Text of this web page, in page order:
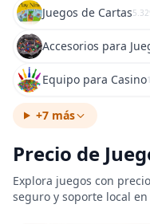
Juegos de Cartas
Accesorios para
Equipo para Casino
+7 más
Precio de
Explora juegos con
seguro y soporte local en